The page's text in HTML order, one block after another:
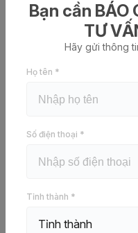
Bạn cần BÁO
TƯ
Hãy gửi thông
Họ tên *
Số điện thoại *
Tỉnh thành *
Vít VĨNH TƯỜNG
Vít thạch cao, vít bắn
Tìm thợ thi công